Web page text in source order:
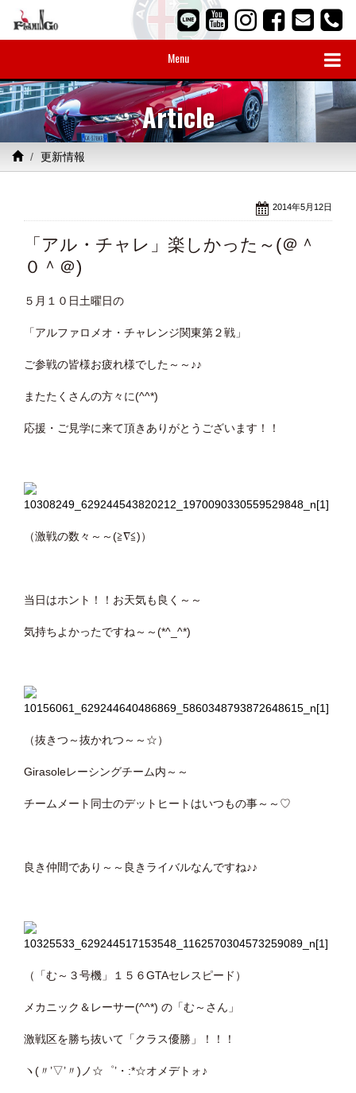
Menu
Article
更新情報
2014年5月12日
「アル・チャレ」楽しかった～(＠＾
０＾＠)
５月１０日土曜日の
「アルファロメオ・チャレンジ関東第２戦」
ご参戦の皆様お疲れ様でした～～♪♪
またたくさんの方々に(^^*)
応援・ご見学に来て頂きありがとうございます！！
（激戦の数々～～(≧∇≦)）
当日はホント！！お天気も良く～～
気持ちよかったですね～～(*^_^*)
（抜きつ～抜かれつ～～☆）
Girasoleレーシングチーム内～～
チームメート同士のデットヒートはいつもの事～～♡
良き仲間であり～～良きライバルなんですね♪♪
（「む～３号機」１５６GTAセレスピード）
メカニック＆レーサー(^^*) の「む～さん」
激戦区を勝ち抜いて「クラス優勝」！！！
ヽ(〃’▽’〃)ノ☆゜’・:*☆オメデトォ♪